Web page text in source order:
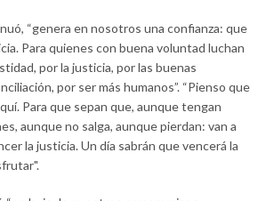
“genera en nosotros una confianza: que
Para quienes con buena voluntad luchan
por la justicia, por las buenas
por ser más humanos”. “Pienso que
Para que sepan que, aunque tengan
aunque no salga, aunque pierdan: van a
la justicia. Un día sabrán que vencerá la